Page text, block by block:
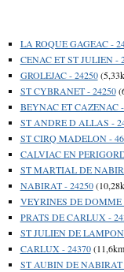
LA ROQUE GAGEAC -
CENAC ET ST JULIEN -
GROLEJAC - 24250
ST CYBRANET - 24250
BEYNAC ET CAZENAC
ST ANDRE D ALLAS -
ST CIRQ MADELON -
CALVIAC EN
ST MARTIAL DE
NABIRAT - 24250
VEYRINES DE DOMME
PRATS DE CARLUX -
ST JULIEN DE
CARLUX - 24370
ST AUBIN DE NABIRAT